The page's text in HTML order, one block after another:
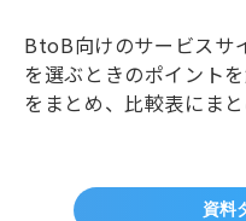
BtoB向けのサービスサ
を選ぶときのポイント
をまとめ、比較表にま
資料